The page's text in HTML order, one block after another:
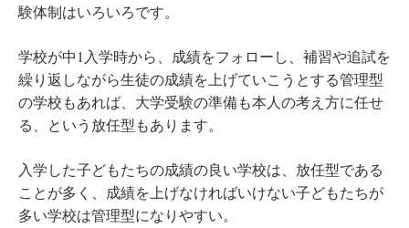
験体制はいろいろです。
学校が中1入学時から、成績をフォローし、補習や追試を
繰り返しながら生徒の成績を上げていこうとする管理型
の学校もあれば、大学受験の準備も本人の考え方に任せ
る、という放任型もあります。
入学した子どもたちの成績の良い学校は、放任型である
ことが多く、成績を上げなければいけない子どもたちが
多い学校は管理型になりやすい。